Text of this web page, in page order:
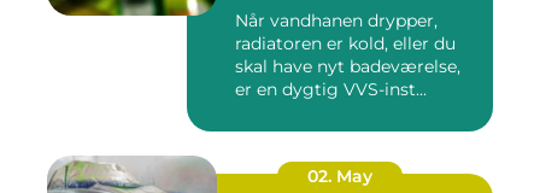
Når vandhanen drypper,
radiatoren er kold, eller du
skal have nyt badeværelse,
er en dygtig VVS-inst...
02. May